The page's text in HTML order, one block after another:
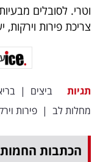
וטרי. לסובלים
צריכת פירות
תגיות ביצים |
מחלות לב | פירות
הכתבות החמות